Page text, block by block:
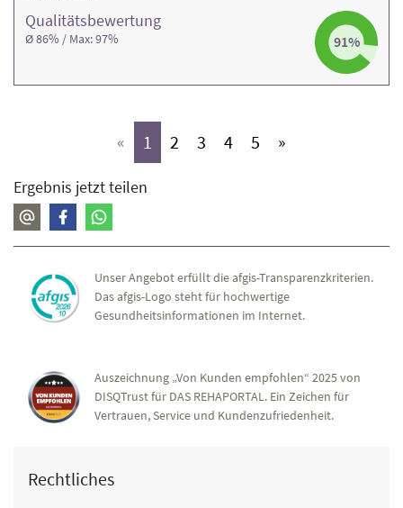
Qualitäts­bewertung
Ø 86% / Max: 97% 91%
« 1 (aktiv)
2 (aktiv)
3 (aktiv)
4(aktiv)
5 (aktiv)
»
Ergebnis jetzt teilen
Unser Angebot erfüllt die afgis-Transparenzkriterien.
Das afgis-Logo steht für hochwertige
Gesundheitsinformationen im Internet.
Auszeichnung „Von Kunden empfohlen“ 2025 von
DISQTrust für DAS REHAPORTAL. Ein Zeichen für
Vertrauen, Service und Kundenzufriedenheit.
Rechtliches